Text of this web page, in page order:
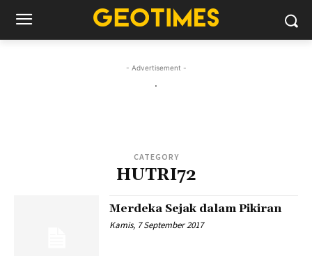
- Advertisement -
.
CATEGORY
HUTRI72
Merdeka Sejak dalam Pikiran
Kamis, 7 September 2017